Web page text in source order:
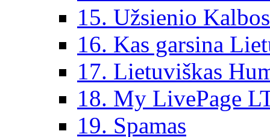
15. Užsienio Kalbos
16. Kas garsina
17. Lietuviškas
18. My LivePage
19. Spamas